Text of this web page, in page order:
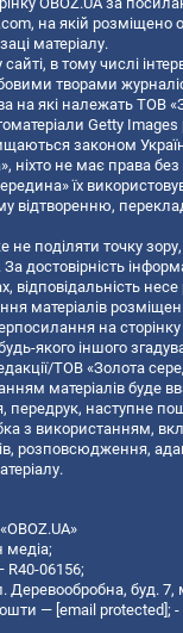
, на якій розміщено
матеріалу.
в тому числі
творами
на які належать ТОВ
Getty
законом
ніхто не має права
їх
відтворенню,
не поділяти точку
достовірність
відповідальність
матеріалів
на сторінку
якого іншого
ТОВ «Золота
матеріалів буде
передрук, наступне
з використанням,
розповсюдження,
медіа;
R40-06156;
буд. 7,
— [email protected];